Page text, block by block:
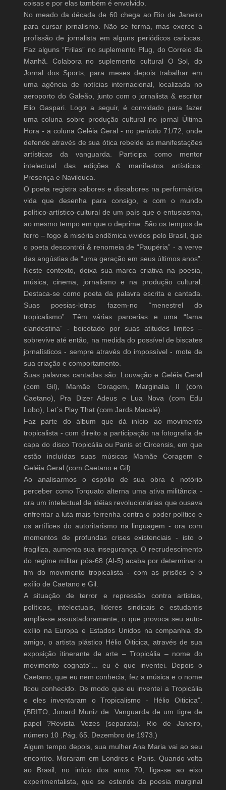
coisas e por elas também é envolvido.
No meado da década de 60 chega ao Rio de Janeiro
para cursar jornalismo. Não se forma, mas exerce a
profissão de jornalista em alguns periódicos cariocas.
Faz alguns “Frilas” no suplemento Plug, do Correio da
Manhã. Colabora no suplemento cultural O Sol, do
Jornal dos Sports, para meses depois trabalhar em
uma agência de notícias internacional, localizada no
aeroporto do Galeão, junto com o jornalista & escritor
Elio Gaspari. Logo a seguir, é convidado para fazer
uma coluna sobre produção cultural no jornal Última
Hora - a coluna Geléia Geral - no período 71/72, onde
defende através de sua ótica rebelde as manifestações
artísticas da vanguarda. Participa como mentor
intelectual das edições & manifestos artísticos:
Presença e Navilouca.
O poeta registra sabores e dissabores na performática
vida que desenha para consigo, e com o mundo
político-artístico-cultural de um país que o entusiasma,
ao mesmo tempo em que o deprime. São os tempos de
ferro – fogo & miséria endêmica vividos pelo Brasil, que
o poeta descontrói & renomeia de “Paupéria” - a verve
das angústias de “uma geração em seus últimos anos”.
Neste contexto, deixa sua marca criativa na poesia,
música, cinema, jornalismo e na produção cultural.
Destaca-se como poeta da palavra escrita e cantada.
Suas poesias-letras fazem-no “menestrel do
tropicalismo”. Têm várias parcerias e uma “fama
clandestina” - boicotado por suas atitudes limites –
sobrevive até então, na medida do possível de biscates
jornalísticos - sempre através do impossível - mote de
sua criação e comportamento.
Suas palavras cantadas são: Louvação e Geléia Geral
(com Gil), Mamãe Coragem, Marginalia II (com
Caetano), Pra Dizer Adeus e Lua Nova (com Edu
Lobo), Let´s Play That (com Jards Macalé).
Faz parte do álbum que dá início ao movimento
tropicalista - com direito a participação na fotografia de
capa do disco Tropicália ou Panis et Circensis, em que
estão incluídas suas músicas Mamãe Coragem e
Geléia Geral (com Caetano e Gil).
Ao analisarmos o espólio de sua obra é notório
perceber como Torquato alterna uma ativa militância -
ora um intelectual de idéias revolucionárias que ousava
enfrentar a luta mais ferrenha contra o poder político e
os artífices do autoritarismo na linguagem - ora com
momentos de profundas crises existenciais - isto o
fragiliza, aumenta sua insegurança. O recrudescimento
do regime militar pós-68 (AI-5) acaba por determinar o
fim do movimento tropicalista - com as prisões e o
exílio de Caetano e Gil.
A situação de terror e repressão contra artistas,
políticos, intelectuais, líderes sindicais e estudantis
amplia-se assustadoramente, o que provoca seu auto-
exílio na Europa e Estados Unidos na companhia do
amigo, o artista plástico Hélio Oiticica, através de sua
exposição itinerante de arte – Tropicália – nome do
movimento cognato“... eu é que inventei. Depois o
Caetano, que eu nem conhecia, fez a música e o nome
ficou conhecido. De modo que eu inventei a Tropicália
e eles inventaram o Tropicalismo - Hélio Oiticica”.
(BRITO, Jonard Muniz de. Vanguarda de um tigre de
papel ?Revista Vozes (separata). Rio de Janeiro,
número 10 .Pág. 65. Dezembro de 1973.)
Algum tempo depois, sua mulher Ana Maria vai ao seu
encontro. Moraram em Londres e Paris. Quando volta
ao Brasil, no início dos anos 70, liga-se ao eixo
experimentalista, que se estende da poesia marginal